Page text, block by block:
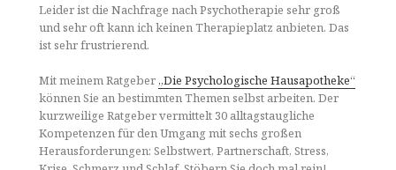
Leider ist die Nachfrage nach Psychotherapie sehr groß
und sehr oft kann ich keinen Therapieplatz anbieten. Das
ist sehr frustrierend.
Mit meinem Ratgeber„Die Psychologische Hausapotheke“
können Sie an bestimmten Themen selbst arbeiten. Der
kurzweilige Ratgeber vermittelt 30 alltagstaugliche
Kompetenzen für den Umgang mit sechs großen
Herausforderungen: Selbstwert, Partnerschaft, Stress,